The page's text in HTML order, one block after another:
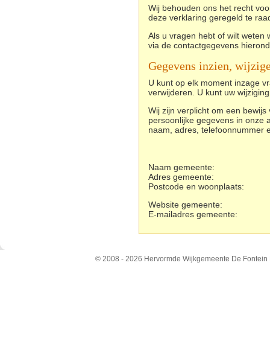
Wij behouden ons het recht
deze verklaring geregeld te
Als u vragen hebt of wilt weten
via de contactgegevens
Gegevens inzien,
U kunt op elk moment inzage
verwijderen. U kunt uw
Wij zijn verplicht om een
persoonlijke gegevens in onze
naam, adres, telefoonnummer
Naam gemeente:
Adres gemeente:
Postcode en woonplaats:
Website gemeente:
E-mailadres gemeente:
© 2008 - 2026 Hervormde Wijkgemeente De